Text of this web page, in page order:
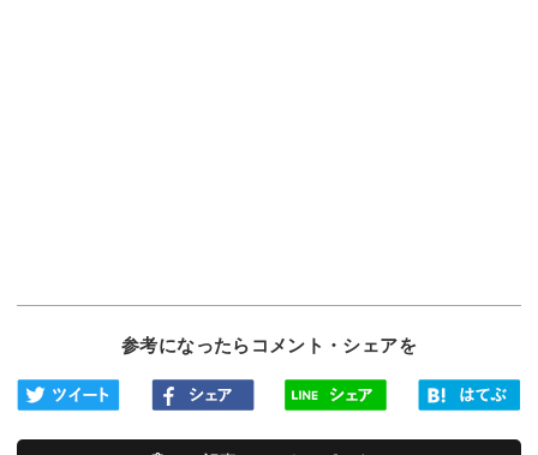
参考になったらコメント・シェアを